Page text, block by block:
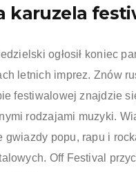
karuzela
ogłosił koniec
letnich imprez. Znów
festiwalowej znajdzie
rodzajami muzyki.
gwiazdy popu, rapu i
Off Festival